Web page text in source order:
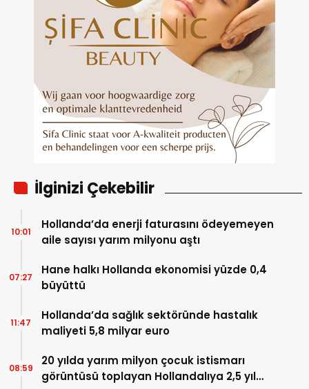
İlginizi Çekebilir
Hollanda’da enerji faturasını ödeyemeyen
aile sayısı yarım milyonu aştı
10:01
Hane halkı Hollanda ekonomisi yüzde 0,4
büyüttü
07:27
Hollanda’da sağlık sektöründe hastalık
maliyeti 5,8 milyar euro
11:47
20 yılda yarım milyon çocuk istismarı
görüntüsü toplayan Hollandalıya 2,5 yıl
08:59